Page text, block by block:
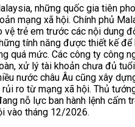
những quốc gia tiên
mạng xã hội. Chính phủ
vệ trẻ em trước các nội dung
tính năng được thiết kế để
quá mức. Các công ty công
xử lý tài khoản chưa đủ
nước châu Âu cũng xây
ro từ mạng xã hội. Thủ
nỗ lực ban hành lệnh cấm
vào tháng 12/2026.